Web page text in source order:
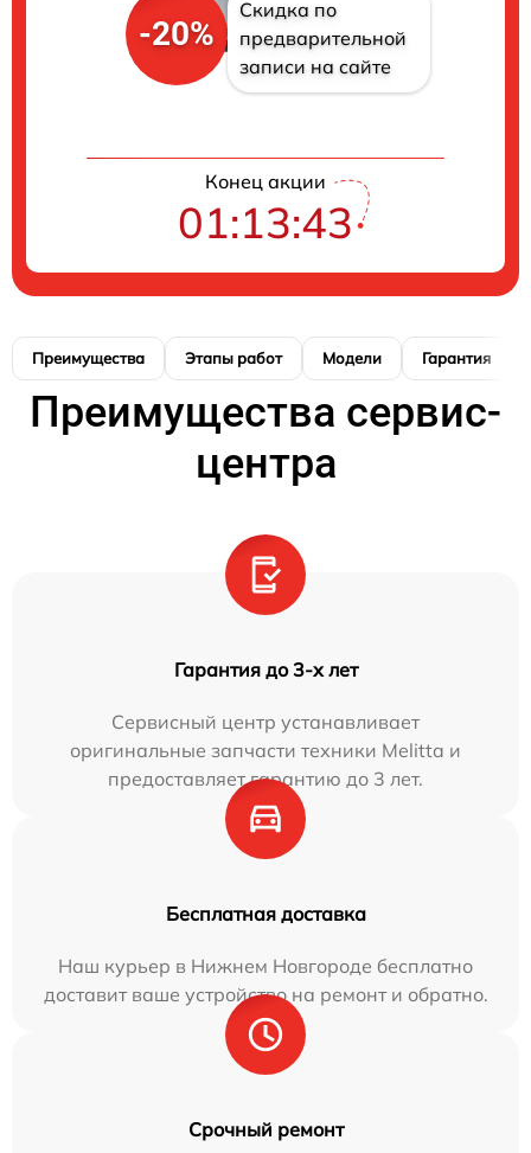
-20%
Скидка по
предварительной
записи на сайте
Конец акции
01:13:42
Преимущества Этапы работ Модели Гарантия
Преимущества сервис-
центра
Гарантия до 3-х лет
Сервисный центр устанавливает
оригинальные запчасти техники Melitta и
предоставляет гарантию до 3 лет.
Бесплатная доставка
Наш курьер в Нижнем Новгороде бесплатно
доставит ваше устройство на ремонт и обратно.
Срочный ремонт